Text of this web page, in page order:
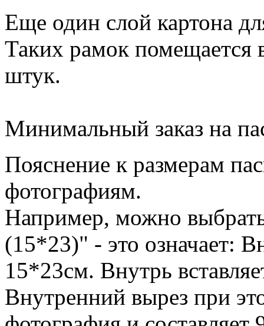
Еще один слой картона
Таких рамок помещается
штук.
Минимальный заказ на
Пояснение к размерам
фотографиям.
Например, можно
(15*23)" - это означает:
15*23см. Внутрь
Внутренний вырез при